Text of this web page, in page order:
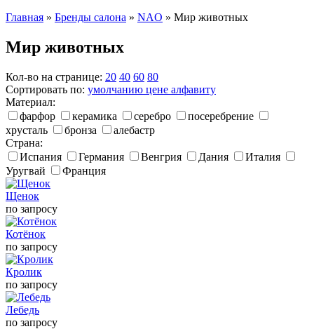
Главная » Бренды салона » NAO » Мир животных
Мир животных
Кол-во на странице: 20 40 60 80
Сортировать по: умолчанию цене алфавиту
Материал:
фарфор
керамика серебро
посеребрение
хрусталь
бронза
алебастр
Страна:
Испания
Германия Венгрия Дания
Италия
Уругвай
Франция
Щенок
по запросу
Котёнок
по запросу
Кролик
по запросу
Лебедь
по запросу